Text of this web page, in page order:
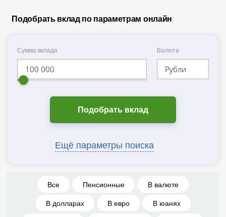
Подобрать вклад по параметрам онлайн
Сумма вклада Валюта
Рубли
Подобрать вклад
Ещё параметры поиска
Все Пенсионные В валюте
В долларах В евро В юанях